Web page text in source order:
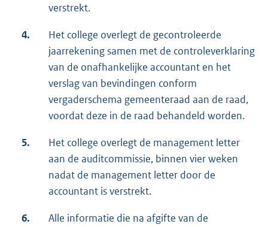
verstrekt.
4.
Het college overlegt de gecontroleerde
jaarrekening samen met de controleverklaring
van de onafhankelijke accountant en het
verslag van bevindingen conform
vergaderschema gemeenteraad aan de raad,
voordat deze in de raad behandeld worden.
5.
Het college overlegt de management letter
aan de auditcommissie, binnen vier weken
nadat de management letter door de
accountant is verstrekt.
6.
Alle informatie die na afgifte van de